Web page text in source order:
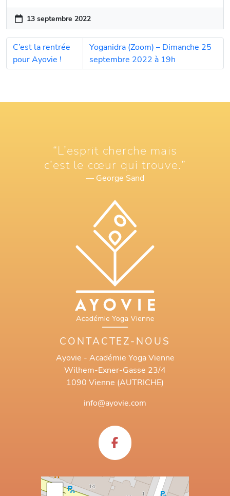
13 septembre 2022
C’est la rentrée
pour Ayovie !
Yoganidra (Zoom) – Dimanche 25
septembre 2022 à 19h
“L’esprit cherche mais
c’est le cœur qui trouve.”
— George Sand
CONTACTEZ-NOUS
Ayovie - Académie Yoga Vienne
Wilhem-Exner-Gasse 23/4
1090 Vienne (AUTRICHE)
info@ayovie.com